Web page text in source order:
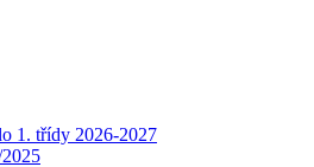
1. třídy 2026-2027